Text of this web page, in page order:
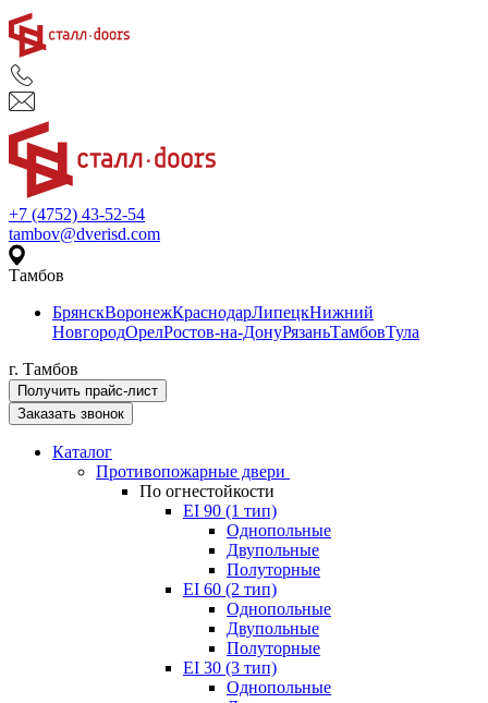
+7 (4752) 43-52-54
tambov@dverisd.com
Тамбов
БрянскВоронежКраснодарЛипецкНижний
НовгородОрелРостов-на-ДонуРязаньТамбовТула
г. Тамбов
Получить прайс-лист
Заказать звонок
Каталог
Противопожарные двери
По огнестойкости
EI 90 (1 тип)
Однопольные
Двупольные
Полуторные
EI 60 (2 тип)
Однопольные
Двупольные
Полуторные
EI 30 (3 тип)
Однопольные